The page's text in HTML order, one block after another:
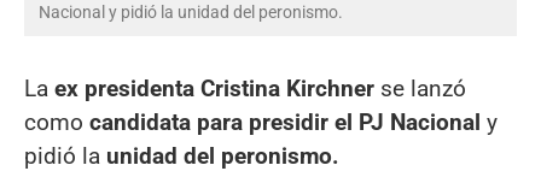
Nacional y pidió la unidad del peronismo.
La ex presidenta Cristina Kirchner se lanzó
como candidata para presidir el PJ Nacional y
pidió la unidad del peronismo.